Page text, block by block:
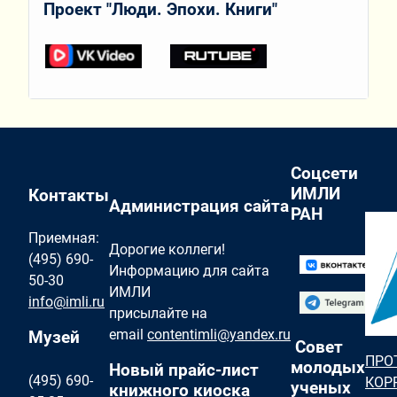
Проект "Люди. Эпохи. Книги"
Контакты
Приемная:
(495) 690-
50-30
info@imli.ru
Музей
(495) 690-
Администрация сайта
Дорогие коллеги!
Информацию для сайта
ИМЛИ
присылайте на
email contentimli@yandex.ru
Новый прайс-лист
книжного киоска
Соцсети
ИМЛИ
РАН
Совет
молодых
ученых